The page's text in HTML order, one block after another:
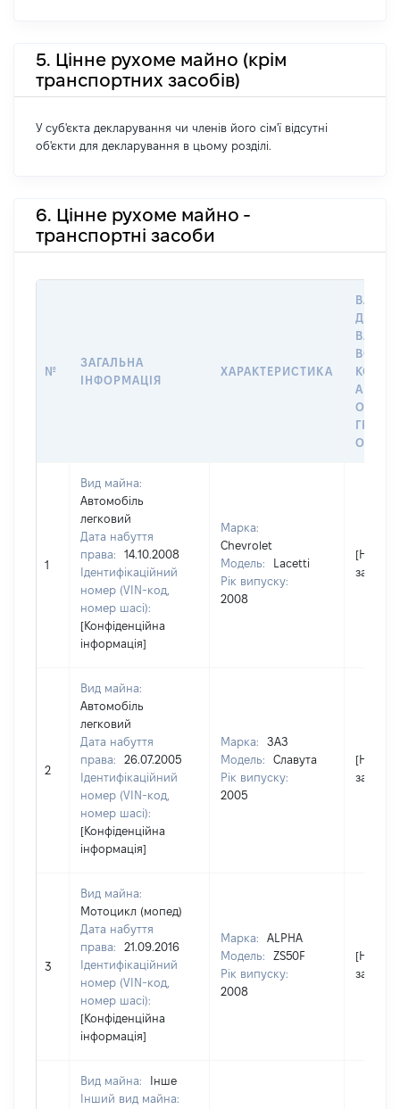
5. Цінне рухоме майно (крім
транспортних засобів)
У суб'єкта декларування чи членів його сім'ї відсутні
об'єкти для декларування в цьому розділі.
6. Цінне рухоме майно -
транспортні засоби
№
ЗАГАЛЬНА
ІНФОРМАЦІЯ
ХАРАКТЕРИСТИКА
ДАТУ
АБО
1
Вид майна:
Автомобіль
легковий
Дата набуття
права:
14.10.2008
Ідентифікаційний
номер (VIN-код,
номер шасі):
[Конфіденційна
інформація]
Марка:
Chevrolet
Модель:
Lacetti
Рік випуску:
2008
[Не
2
Вид майна:
Автомобіль
легковий
Дата набуття
права:
26.07.2005
Ідентифікаційний
номер (VIN-код,
номер шасі):
[Конфіденційна
інформація]
Марка:
ЗАЗ
Модель:
Славута
Рік випуску:
2005
[Не
3
Вид майна:
Мотоцикл (мопед)
Дата набуття
права:
21.09.2016
Ідентифікаційний
номер (VIN-код,
номер шасі):
[Конфіденційна
інформація]
Марка:
ALPHA
Модель:
ZS50F
Рік випуску:
2008
[Не
Вид майна:
Інше
Інший вид майна: